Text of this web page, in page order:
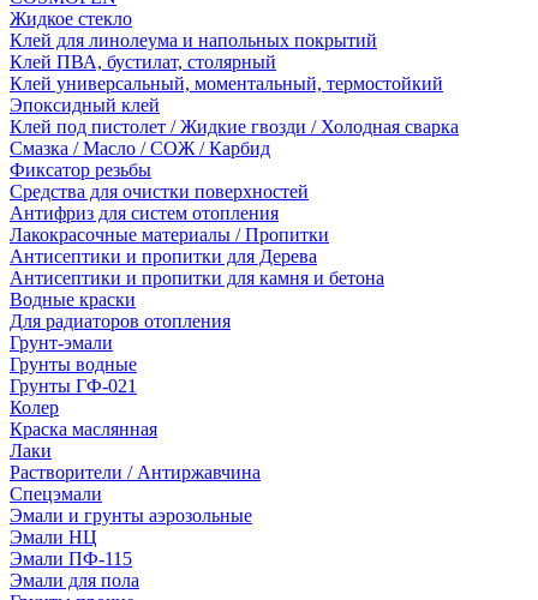
Жидкое стекло
Клей для линолеума и напольных покрытий
Клей ПВА, бустилат, столярный
Клей универсальный, моментальный, термостойкий
Эпоксидный клей
Клей под пистолет / Жидкие гвозди / Холодная сварка
Смазка / Масло / СОЖ / Карбид
Фиксатор резьбы
Средства для очистки поверхностей
Антифриз для систем отопления
Лакокрасочные материалы / Пропитки
Антисептики и пропитки для Дерева
Антисептики и пропитки для камня и бетона
Водные краски
Для радиаторов отопления
Грунт-эмали
Грунты водные
Грунты ГФ-021
Колер
Краска маслянная
Лаки
Растворители / Антиржавчина
Спецэмали
Эмали и грунты аэрозольные
Эмали НЦ
Эмали ПФ-115
Эмали для пола